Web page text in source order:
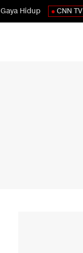
Gaya Hidup CNN TV